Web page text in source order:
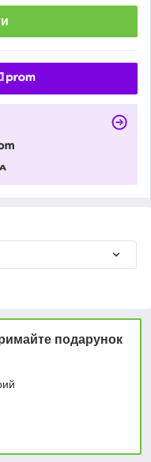
подарунок